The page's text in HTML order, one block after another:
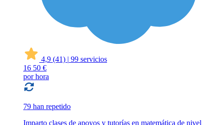
4,9 (41) | 99 servicios
16 50 €
por hora
79 han repetido
Imparto clases de apoyos y tutorías en matemática de nivel